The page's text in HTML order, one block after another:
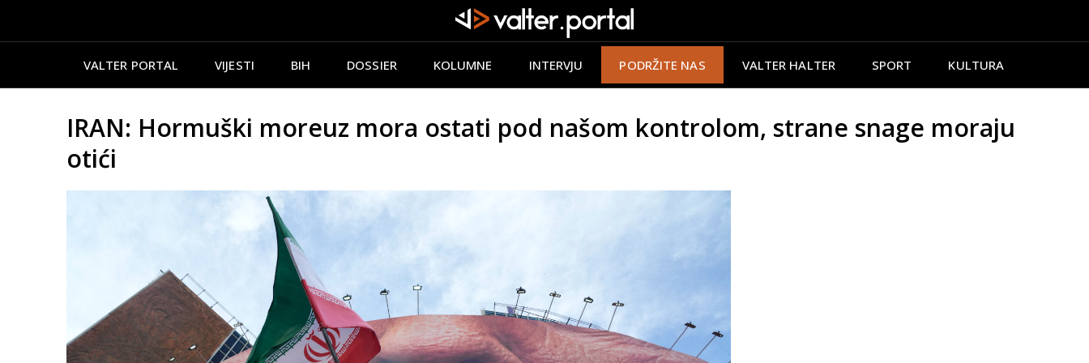
VALTER PORTAL VIJESTI BIH DOSSIER KOLUMNE INTERVJU PODRŽITE NAS VALTER HALTER SPORT KULTURA
IRAN: Hormuški moreuz mora ostati pod našom kontrolom, strane snage moraju
otići